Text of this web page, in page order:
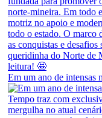
Em um ano de intensas